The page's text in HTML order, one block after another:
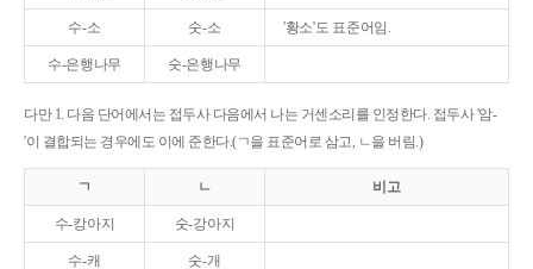
수-소 숫-소 '황소'도 표준어임.
수-은행나무 숫-은행나무
다만 1. 다음 단어에서는 접두사 다음에서 나는 거센소리를 인정한다. 접두사 '암-
'이 결합되는 경우에도 이에 준한다.(ㄱ을 표준어로 삼고, ㄴ을 버림.)
ㄱ ㄴ 비고
수-캉아지 숫-강아지
수-캐 숫-개